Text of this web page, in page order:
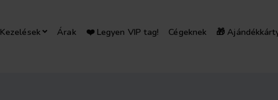
Kezelések Árak ❤️ Legyen VIP tag! Cégeknek 🎁